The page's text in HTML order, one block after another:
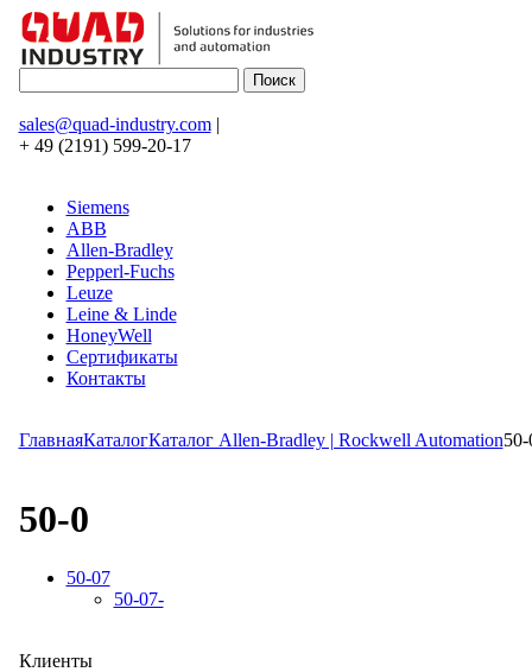
sales@quad-industry.com|
+ 49 (2191) 599-20-17
Siemens
ABB
Allen-Bradley
Pepperl-Fuchs
Leuze
Leine & Linde
HoneyWell
Сертификаты
Контакты
ГлавнаяКаталогКаталог Allen-Bradley | Rockwell Automation50-
50-0
50-07
50-07-
Клиенты